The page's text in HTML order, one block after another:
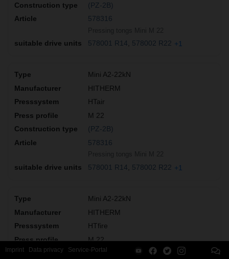
(PZ-2B)
578316
578001 R14 578002 R22 +1
Mini A2-22kN
HITHERM
HTair
M 22
(PZ-2B)
578316
578001 R14 578002 R22 +1
Mini A2-22kN
HITHERM
HTfire
M 22
(PZ-2B)
Imprint Data privacy Service-Portal